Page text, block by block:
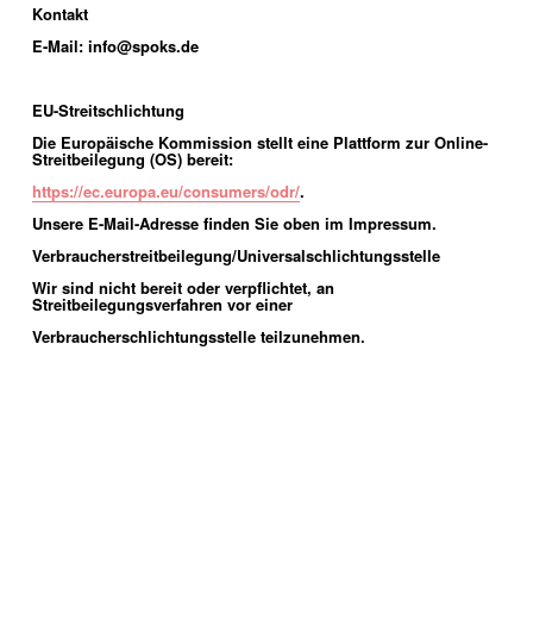
Kontakt
E-Mail: info@spoks.de
EU-Streitschlichtung
Die Europäische Kommission stellt eine Plattform zur Online-
Streitbeilegung (OS) bereit:
https://ec.europa.eu/consumers/odr/.
Unsere E-Mail-Adresse finden Sie oben im Impressum.
Verbraucherstreitbeilegung/Universalschlichtungsstelle
Wir sind nicht bereit oder verpflichtet, an
Streitbeilegungsverfahren vor einer
Verbraucherschlichtungsstelle teilzunehmen.